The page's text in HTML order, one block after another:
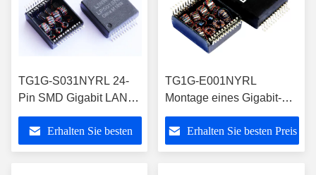
TG1G-S031NYRL 24-
Pin SMD Gigabit LAN
Isolationsmodul 350μH
1CT:1CTErhalten Sie besten
TG1G-E001NYRL
Montage eines Gigabit-
Ethernet-Transformators
mit einem einzigen Port
Erhalten Sie besten Preis